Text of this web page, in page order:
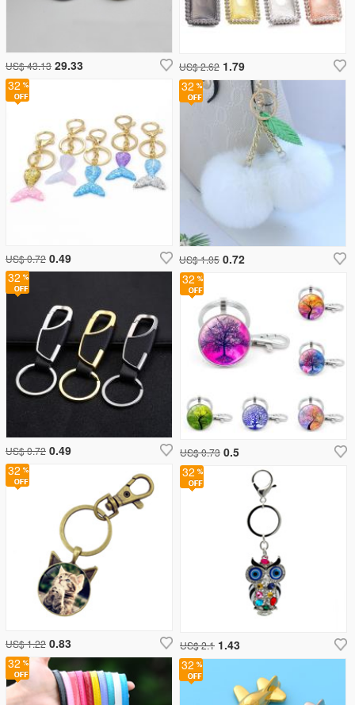
32
US$ 0.72 0.49
32
US$ 1.05 0.72
US$ 43.13 29.33
32
US$ 0.72 0.49
US$ 2.62 1.79
32
US$ 0.73 0.5
32
US$ 1.22 0.83
32
US$ 2.1 1.43
32
32